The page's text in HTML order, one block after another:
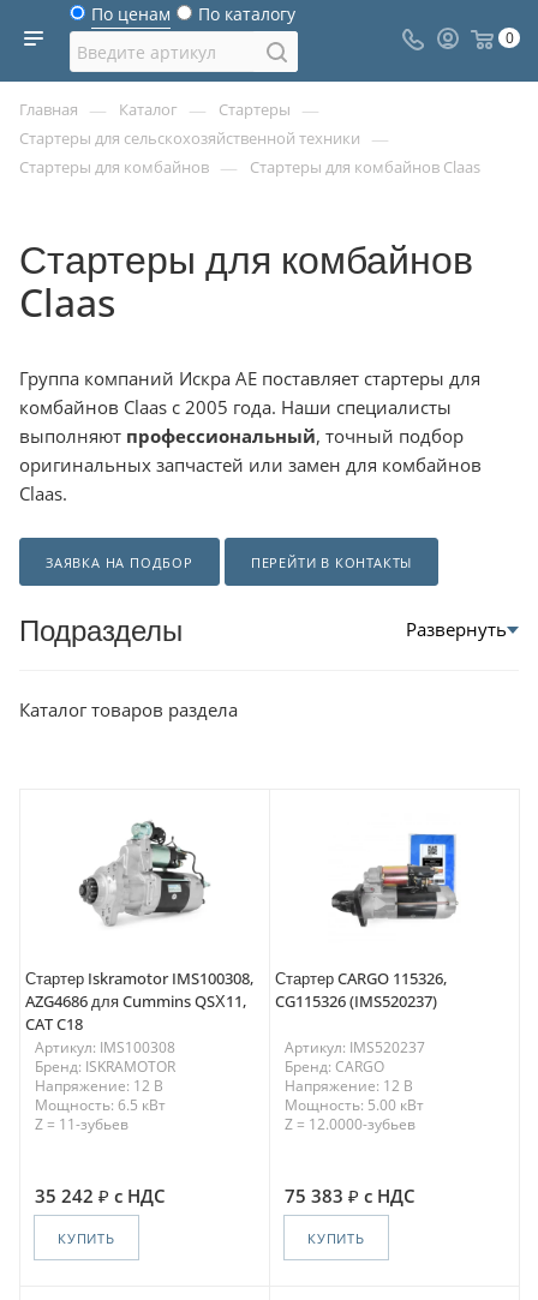
По ценам По каталогу
0
Главная — Каталог — Стартеры —
Стартеры для сельскохозяйственной техники —
Стартеры для комбайнов — Стартеры для комбайнов Claas
Стартеры для комбайнов
Claas
Группа компаний Искра АЕ поставляет стартеры для
комбайнов Claas с 2005 года. Наши специалисты
выполняют профессиональный, точный подбор
оригинальных запчастей или замен для комбайнов
Claas.
ЗАЯВКА НА ПОДБОР ПЕРЕЙТИ В КОНТАКТЫ
Подразделы
Каталог товаров раздела
Стартер Iskramotor IMS100308,
AZG4686 для Cummins QSХ11,
CAT C18
Артикул: IMS100308
Бренд: ISKRAMOTOR
Напряжение: 12 В
Мощность: 6.5 кВт
Z = 11-зубьев
35 242 с НДС
КУПИТЬ
Стартер CARGO 115326,
CG115326 (IMS520237)
Артикул: IMS520237
Бренд: CARGO
Напряжение: 12 В
Мощность: 5.00 кВт
Z = 12.0000-зубьев
75 383 с НДС
КУПИТЬ